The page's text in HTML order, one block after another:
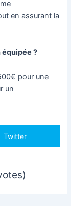
en assurant la
équipée ?
pour une
un
Twitter